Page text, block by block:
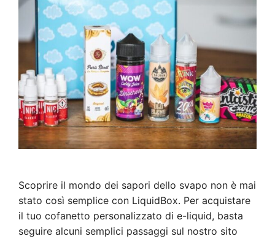
Scoprire il mondo dei sapori dello svapo non è mai
stato così semplice con LiquidBox. Per acquistare
il tuo cofanetto personalizzato di e-liquid, basta
seguire alcuni semplici passaggi sul nostro sito